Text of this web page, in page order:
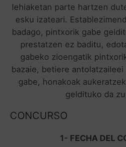
lehiaketan parte hartzen
esku izateari.
badago, pintxorik gabe
prestatzen ez baditu,
gabeko zioengatik
bazaie, betiere
gabe, honakoak
geldituko da
CONCURSO
1- FECHA DEL